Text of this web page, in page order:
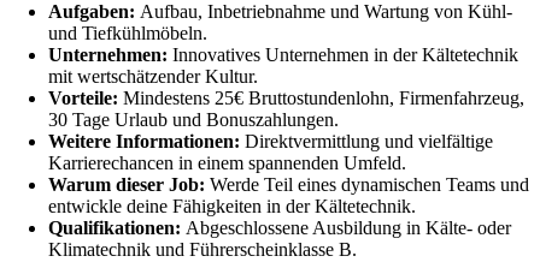
Aufgaben: Aufbau, Inbetriebnahme und Wartung von Kühl-
und Tiefkühlmöbeln.
Unternehmen: Innovatives Unternehmen in der Kältetechnik
mit wertschätzender Kultur.
Vorteile: Mindestens 25€ Bruttostundenlohn, Firmenfahrzeug,
30 Tage Urlaub und Bonuszahlungen.
Weitere Informationen: Direktvermittlung und vielfältige
Karrierechancen in einem spannenden Umfeld.
Warum dieser Job: Werde Teil eines dynamischen Teams und
entwickle deine Fähigkeiten in der Kältetechnik.
Qualifikationen: Abgeschlossene Ausbildung in Kälte- oder
Klimatechnik und Führerscheinklasse B.